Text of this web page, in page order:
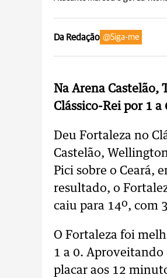
Da Redação @Siga-me
Na Arena Castelão,
Clássico-Rei por 1 a
Deu Fortaleza no
Castelão,
Pici sobre o Ceará,
resultado, o
caiu para 14º, com
O Fortaleza foi
1 a 0. Aproveitando
placar aos 12